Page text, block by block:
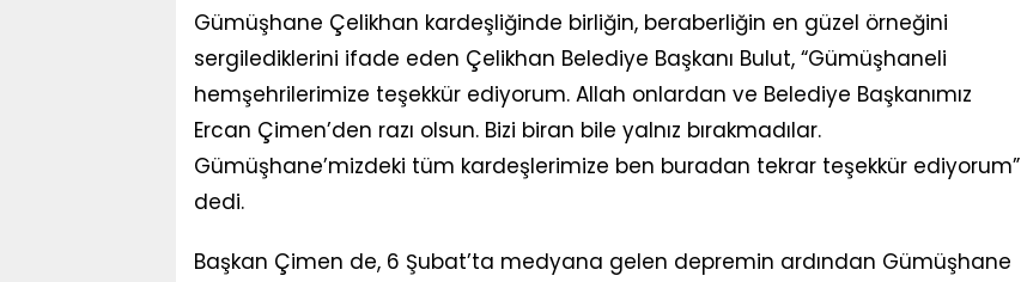
Gümüşhane Çelikhan kardeşliğinde birliğin, beraberliğin en güzel örneğini
sergilediklerini ifade eden Çelikhan Belediye Başkanı Bulut, “Gümüşhaneli
hemşehrilerimize teşekkür ediyorum. Allah onlardan ve Belediye Başkanımız
Ercan Çimen’den razı olsun. Bizi biran bile yalnız bırakmadılar.
Gümüşhane’mizdeki tüm kardeşlerimize ben buradan tekrar teşekkür ediyorum”
dedi.
Başkan Çimen de, 6 Şubat’ta medyana gelen depremin ardından Gümüşhane